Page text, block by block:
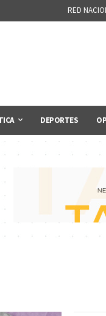
RED
DEPORTES